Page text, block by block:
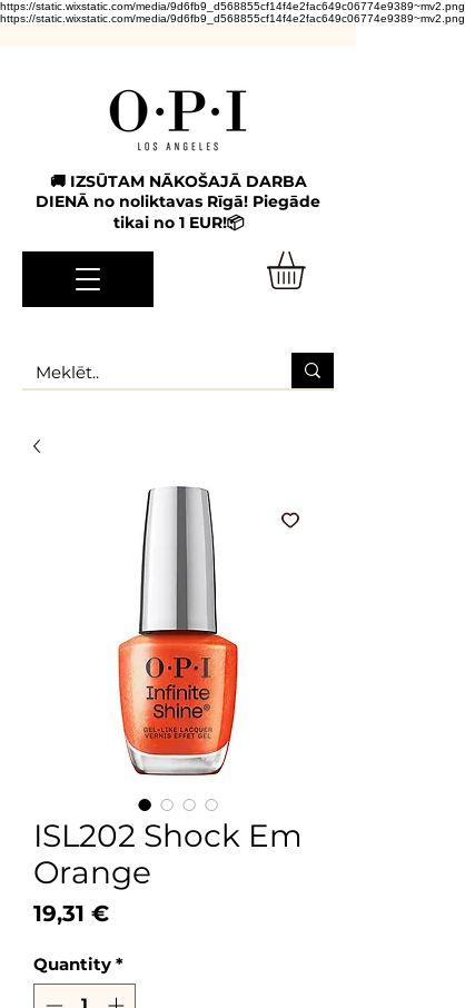
https://static.wixstatic.com/media/9d6fb9_d568855cf14f4e2fac649c06774e9389~mv2.png
https://static.wixstatic.com/media/9d6fb9_d568855cf14f4e2fac649c06774e9389~mv2.png
🚚 IZSŪTAM NĀKOŠAJĀ DARBA
DIENĀ no noliktavas Rīgā! Piegāde
tikai no 1 EUR!📦
ISL202 Shock Em
Orange
19,31 €Price
Quantity *